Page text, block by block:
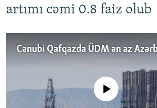
artımı cəmi 0.8 faiz olub
No media source currently